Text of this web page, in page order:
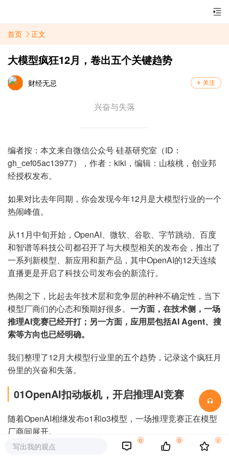
首页 正文
大模型疯狂12月，卷出五个关键趋势
财经无忌
兴奋与失落
编者按：本文来自微信公众号 硅基研究室（ID：
gh_cef05ac13977），作者：kiki，编辑：山核桃，创业邦
经授权发布。
如果对比去年同期，你会发现今年12月是大模型行业的一个
热闹峰值。
从11月中旬开始，OpenAI、微软、谷歌、字节跳动、百度
和智谱等科技公司都召开了与大模型相关的发布会，推出了
一系列新模型、新应用和新产品，其中OpenAI的12天连续
直播更是开启了科技公司发布会的新流行。
热闹之下，比起去年技术层和竞争层的种种不确定性，当下
模型厂商们的心态和预期好很多。 一方面，在技术侧，一场
推理AI竞赛已经开打；另一方面，应用层包括AI Agent、搜
索等方向也已经明确。
我们整理了12月大模型行业里的五个趋势，记录这个疯狂月
份里的兴奋和失落。
01OpenAI扣动板机，开启推理AI竞赛
随着OpenAI相继发布o1和o3模型，一场推理竞赛正在模型
厂商间展开。
据OpenAI发布的o3系列时给出的评测数据，在数学、编
写出我的观点
0 0 1